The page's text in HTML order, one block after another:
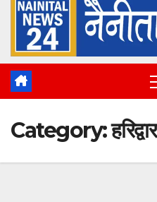
Category:हरिद्वार